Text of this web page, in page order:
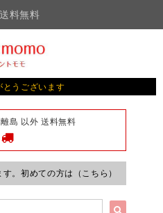
送料無料
とうございます
島 以外 送料無料
。初めての方は（こちら）